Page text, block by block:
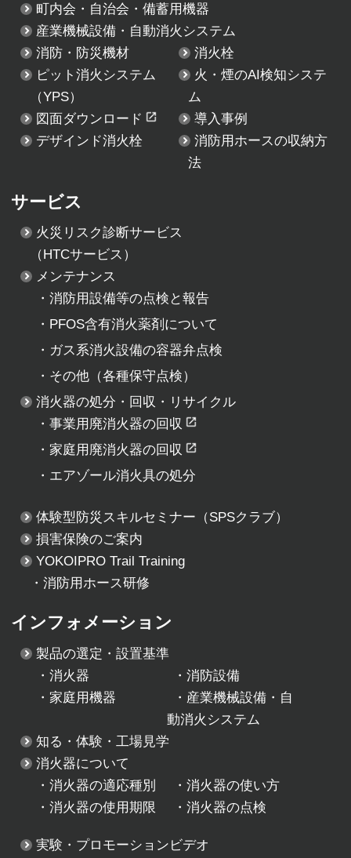
町内会・自治会・備蓄用機器
産業機械設備・自動消火システム
消防・防災機材
消火栓
ピット消火システム
（YPS）
火・煙のAI検知システ
ム
図面ダウンロード
導入事例
デザインド消火栓
消防用ホースの収納方
法
サービス
火災リスク診断サービス
（HTCサービス）
メンテナンス
・消防用設備等の点検と報告
・ PFOS含有消火薬剤について
・ ガス系消火設備の容器弁点検
・ その他（各種保守点検）
消火器の処分・回収・リサイクル
・事業用廃消火器の回収
・ 家庭用廃消火器の回収
・ エアゾール消火具の処分
体験型防災スキルセミナー （SPSクラブ）
損害保険のご案内
YOKOIPRO Trail Training
・消防用ホース研修
インフォメーション
製品の選定・設置基準
・消火器 ・ 消防設備
・ 家庭用機器 ・ 産業機械設備・自
動消火システム
知る・体験・工場見学
消火器について
・消火器の適応種別 ・ 消火器の使い方
・消火器の使用期限 ・ 消火器の点検
実験・プロモーションビデオ